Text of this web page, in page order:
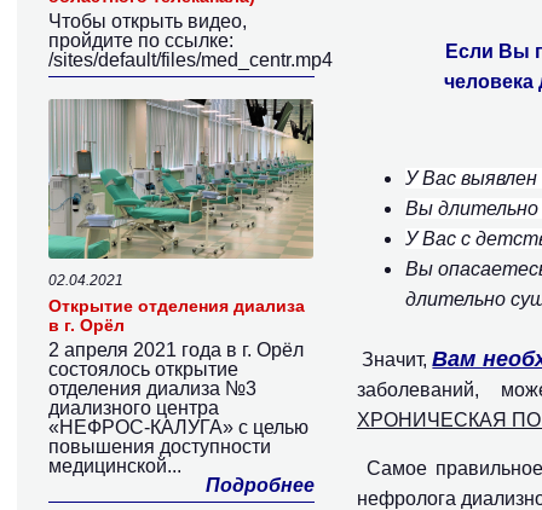
Если Вы
человека
У Вас
Вы длительно
У Вас с
Вы
длительно
Значит,Вам
заболеваний,
ХРОНИЧЕСКАЯ
Самое
нефролога
Чтобы открыть видео,
пройдите по ссылке:
/sites/default/files/med_centr.mp4
02.04.2021
Открытие отделения диализа
в г. Орёл
2 апреля 2021 года в г. Орёл
состоялось открытие
отделения диализа №3
диализного центра
«НЕФРОС-КАЛУГА» с целью
повышения доступности
медицинской...
Подробнее